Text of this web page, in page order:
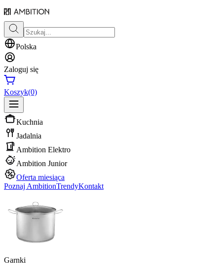
Polska
Zaloguj się
Koszyk(0)
Kuchnia
Jadalnia
Ambition Elektro
Ambition Junior
Oferta miesiąca
Poznaj AmbitionTrendyKontakt
Garnki